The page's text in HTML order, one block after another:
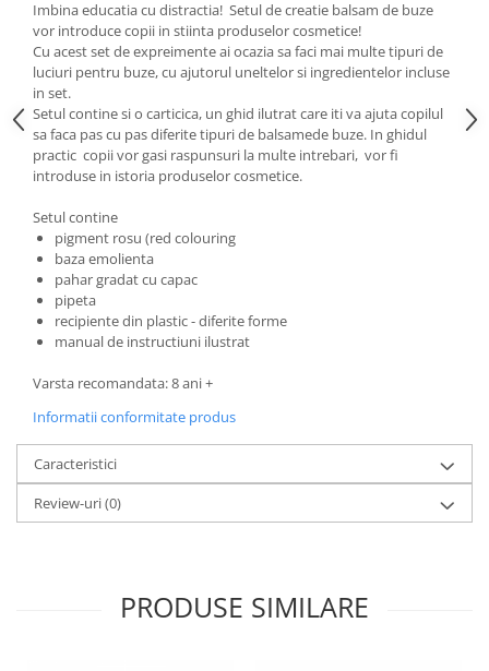
PolarB by Viga
Progarden
Prosperplast
Purple Cow
Raduka
Ravensburger
Schmidt
Sequin Art
Silverlit
Simba
Smoby
Spin Master
Stragoo Games
Sycomore
Tender Leaf
Topbright
Imbina educatia cu distractia! Setul de creatie balsam de buze
vor introduce copii in stiinta produselor cosmetice!
Cu acest set de expreimente ai ocazia sa faci mai multe tipuri de
luciuri pentru buze, cu ajutorul uneltelor si ingredientelor incluse
in set.
Setul contine si o carticica, un ghid ilutrat care iti va ajuta copilul
sa faca pas cu pas diferite tipuri de balsamede buze. In ghidul
practic copii vor gasi raspunsuri la multe intrebari, vor fi
introduse in istoria produselor cosmetice.
Setul contine
pigment rosu (red colouring
baza emolienta
pahar gradat cu capac
pipeta
recipiente din plastic - diferite forme
manual de instructiuni ilustrat
Varsta recomandata: 8 ani +
Informatii conformitate produs
Caracteristici
Review-uri(0)
PRODUSE SIMILARE